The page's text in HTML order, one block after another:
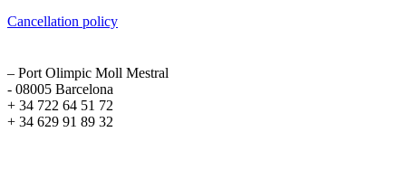
Cancellation policy
– Port Olimpic Moll Mestral
- 08005 Barcelona
+ 34 722 64 51 72
+ 34 629 91 89 32